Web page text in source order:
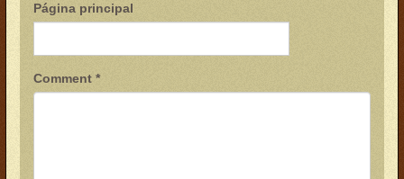
Página principal
Comment *